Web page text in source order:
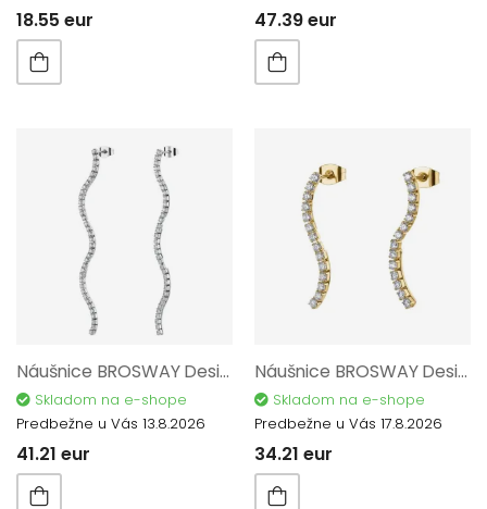
18.55 eur 47.39 eur
Náušnice BROSWAY Desideri BEIE033
Skladom na e-shope
Predbežne u Vás 13.8.2026
41.21 eur
Náušnice BROSWAY Desideri BEIE032
Skladom na e-shope
Predbežne u Vás 17.8.2026
34.21 eur